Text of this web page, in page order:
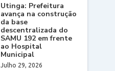
Utinga: Prefeitura
avança na construção
da base
descentralizada do
SAMU 192 em frente
ao Hospital
Municipal
Julho 29, 2026